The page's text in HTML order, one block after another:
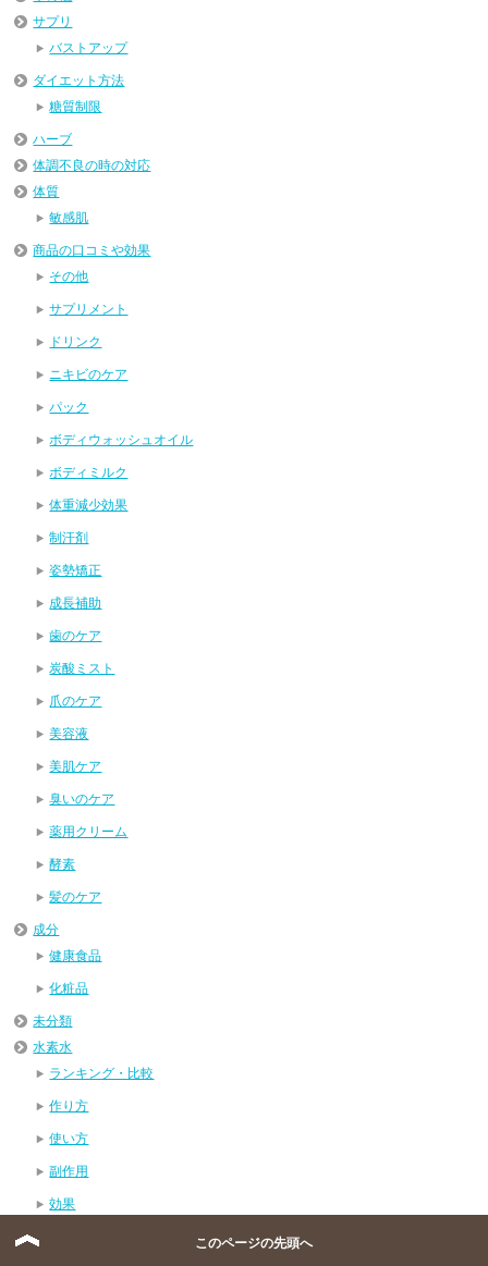
サプリ
バストアップ
ダイエット方法
糖質制限
ハーブ
体調不良の時の対応
体質
敏感肌
商品の口コミや効果
その他
サプリメント
ドリンク
ニキビのケア
パック
ボディウォッシュオイル
ボディミルク
体重減少効果
制汗剤
姿勢矯正
成長補助
歯のケア
炭酸ミスト
爪のケア
美容液
美肌ケア
臭いのケア
薬用クリーム
酵素
髪のケア
成分
健康食品
化粧品
未分類
水素水
ランキング・比較
作り方
使い方
副作用
効果
このページの先頭へ